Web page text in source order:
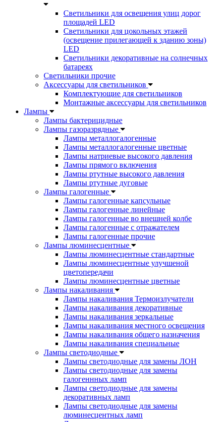
Светильники для освещения улиц дорог
площадей LED
Светильники для цокольных этажей
(освещение прилегающей к зданию зоны)
LED
Светильники декоративные на солнечных
батареях
Светильники прочие
Аксессуары для светильников
Комплектующие для светильников
Монтажные аксессуары для светильников
Лампы
Лампы бактерицидные
Лампы газоразрядные
Лампы металлогалогенные
Лампы металлогалогенные цветные
Лампы натриевые высокого давления
Лампы прямого включения
Лампы ртутные высокого давления
Лампы ртутные дуговые
Лампы галогенные
Лампы галогенные капсульные
Лампы галогенные линейные
Лампы галогенные во внешней колбе
Лампы галогенные с отражателем
Лампы галогенные прочие
Лампы люминесцентные
Лампы люминесцентные стандартные
Лампы люминесцентные улучшеной
цветопередачи
Лампы люминесцентные цветные
Лампы накаливания
Лампы накаливания Термоизлучатели
Лампы накаливания декоративные
Лампы накаливания зеркальные
Лампы накаливания местного освещения
Лампы накаливания общего назначения
Лампы накаливания специальные
Лампы светодиодные
Лампы светодиодные для замены ЛОН
Лампы светодиодные для замены
галогеннных ламп
Лампы светодиодные для замены
декоративных ламп
Лампы светодиодные для замены
люминесцентных ламп